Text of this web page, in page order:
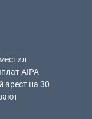
AIPA
на 30